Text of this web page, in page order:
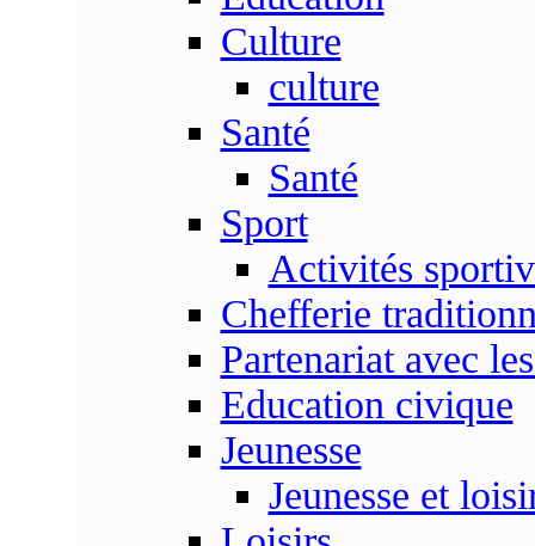
Culture
culture
Santé
Santé
Sport
Activités
Chefferie
Partenariat avec
Education civique
Jeunesse
Jeunesse et